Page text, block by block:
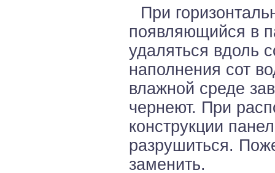
При
появляющийся в
удаляться вдоль
наполнения сот
влажной среде
чернеют. При
конструкции
разрушиться.
заменить.